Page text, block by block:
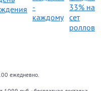
ежедневно.